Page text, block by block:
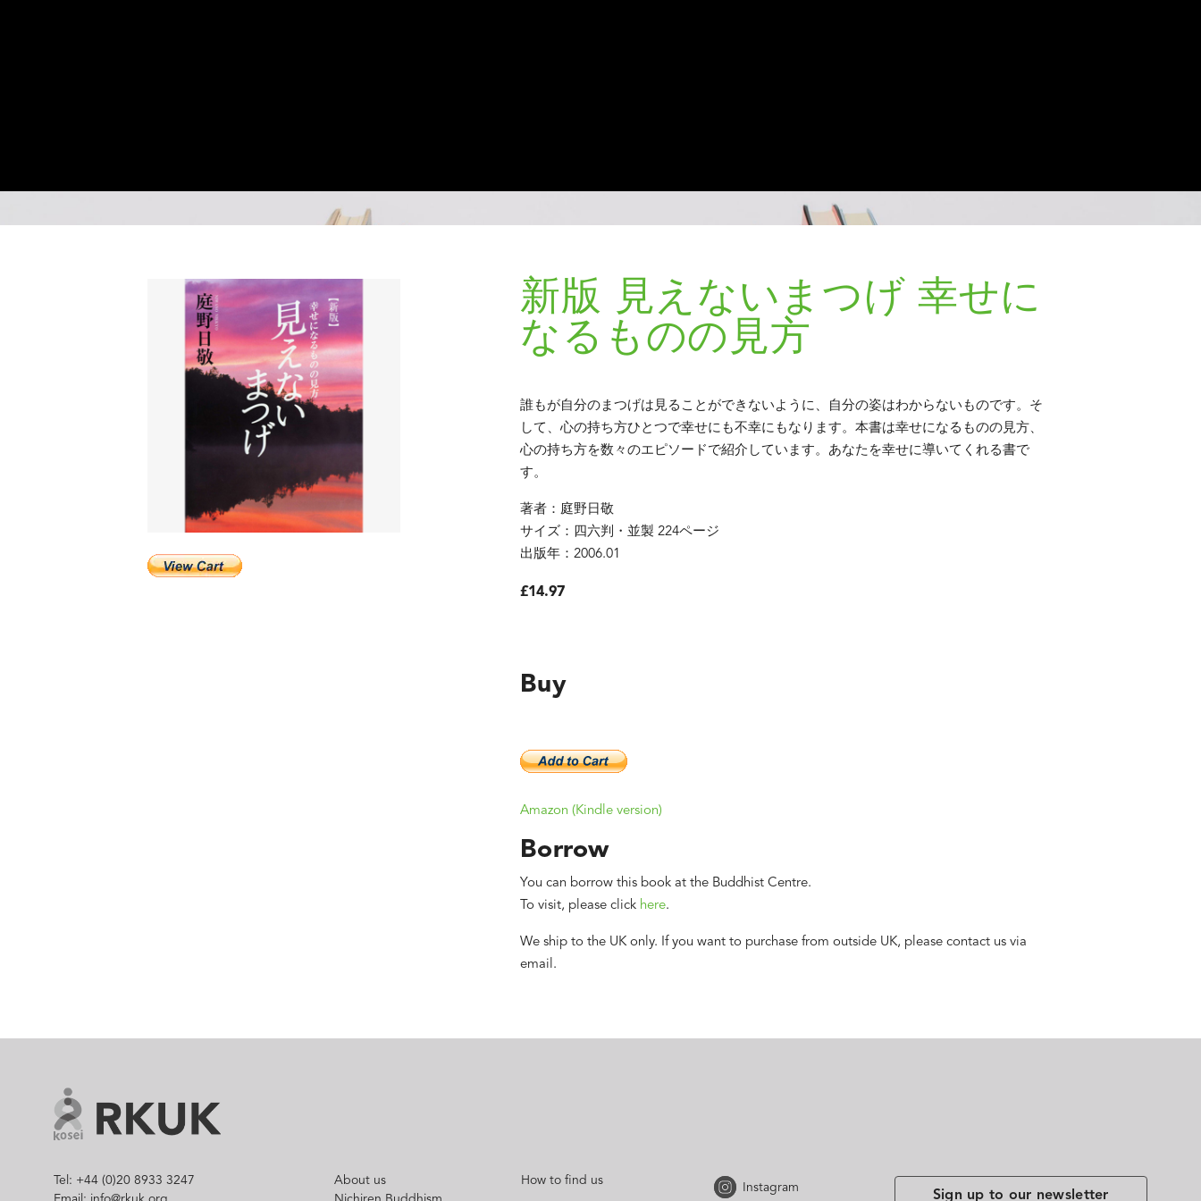
新版 見えないまつげ 幸せに
なるものの見方
誰もが自分のまつげは見ることができないように、自分の姿はわからないものです。そ
して、心の持ち方ひとつで幸せにも不幸にもなります。本書は幸せになるものの見方、
心の持ち方を数々のエピソードで紹介しています。あなたを幸せに導いてくれる書で
す。
著者：庭野日敬
サイズ：四六判・並製 224ページ
出版年：2006.01
£14.97
Buy
Amazon (Kindle version)
Borrow
You can borrow this book at the Buddhist Centre.
To visit, please click here.
We ship to the UK only. If you want to purchase from outside UK, please contact us via
email.
Tel: +44 (0)20 8933 3247
About us
How to find us
Instagram
Sign up to our newsletter